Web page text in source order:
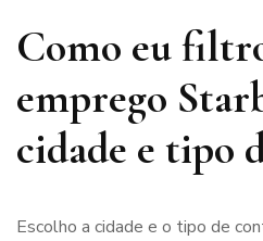
Como eu
emprego
cidade e tipo
Escolho a cidade e o tipo de